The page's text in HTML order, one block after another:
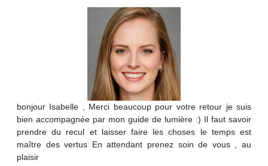
bonjour Isabelle , Merci beaucoup pour votre retour je suis
bien accompagnée par mon guide de lumière :) Il faut savoir
prendre du recul et laisser faire les choses le temps est
maître des vertus En attendant prenez soin de vous , au
plaisir